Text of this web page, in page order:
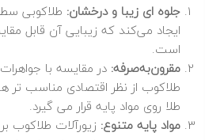
جلوه‌ ای زیبا و درخشان: طلاکوبی
ایجاد می‌کند که زیبایی آن قابل
است.
مقرون‌به‌صرفه: در مقایسه با
طلاکوب از نظر اقتصادی مناسب‌ تر
طلا روی مواد پایه قرار می‌ گیرد.
مواد پایه متنوع: زیورآلات طلاکوب